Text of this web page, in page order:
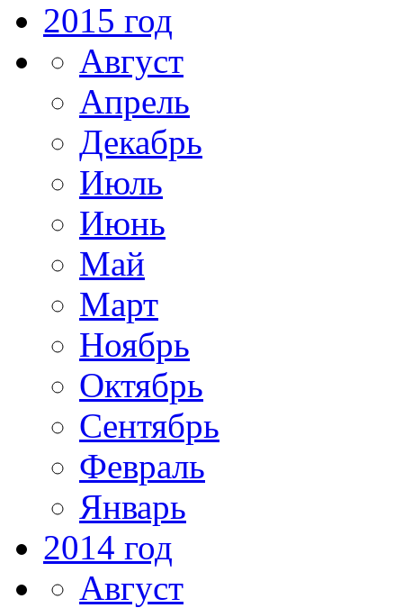
2015 год
Август
Апрель
Декабрь
Июль
Июнь
Май
Март
Ноябрь
Октябрь
Сентябрь
Февраль
Январь
2014 год
Август